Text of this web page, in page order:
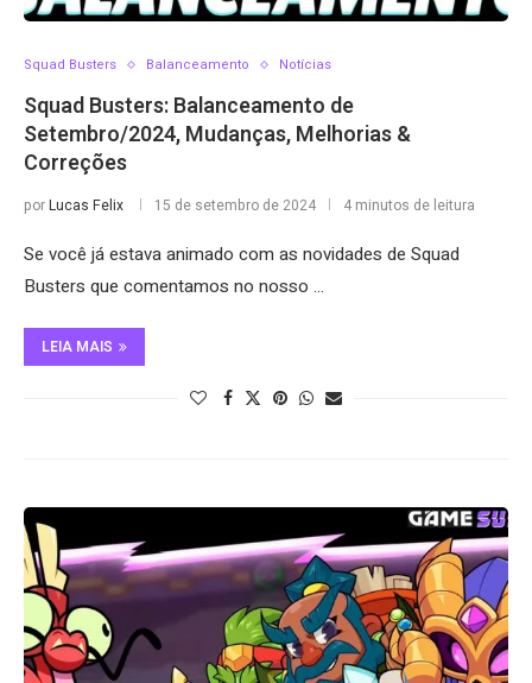
Squad Busters Balanceamento Notícias
Squad Busters: Balanceamento de
Setembro/2024, Mudanças, Melhorias &
Correções
porLucas Felix 15 de setembro de 2024 4 minutos de leitura
Se você já estava animado com as novidades de Squad
Busters que comentamos no nosso …
LEIA MAIS